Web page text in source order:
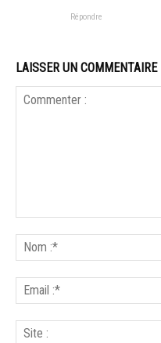
Répondre
LAISSER UN COMMENTAIRE